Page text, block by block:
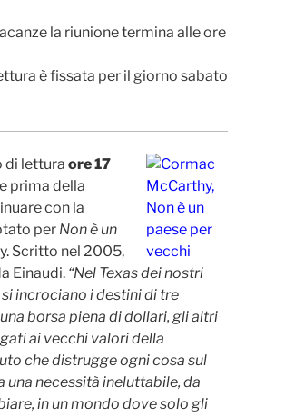
la riunione termina alle ore
è fissata per il giorno sabato
di lettura ore 17
prima della
con la
per Non è un
Scritto nel 2005,
Einaudi. “Nel Texas dei nostri
incrociano i destini di tre
borsa piena di dollari, gli altri
ai vecchi valori della
che distrugge ogni cosa sul
necessità ineluttabile, da
in un mondo dove solo gli